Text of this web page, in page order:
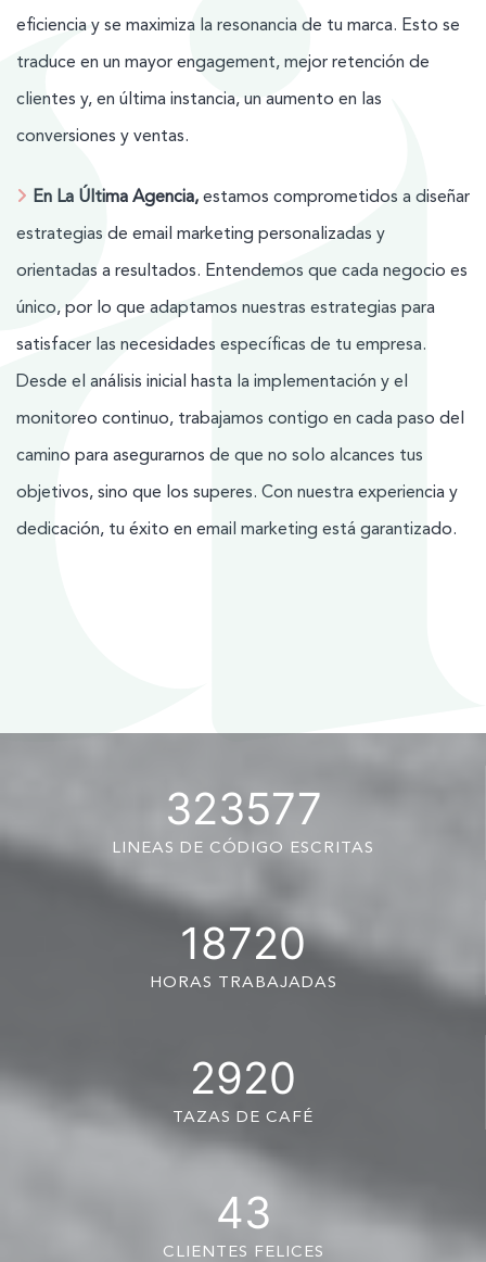
eficiencia y se maximiza la resonancia de tu marca. Esto se
traduce en un mayor engagement, mejor retención de
clientes y, en última instancia, un aumento en las
conversiones y ventas.
En La Última Agencia, estamos comprometidos a diseñar
estrategias de email marketing personalizadas y
orientadas a resultados. Entendemos que cada negocio es
único, por lo que adaptamos nuestras estrategias para
satisfacer las necesidades específicas de tu empresa.
Desde el análisis inicial hasta la implementación y el
monitoreo continuo, trabajamos contigo en cada paso del
camino para asegurarnos de que no solo alcances tus
objetivos, sino que los superes. Con nuestra experiencia y
dedicación, tu éxito en email marketing está garantizado.
323577
LINEAS DE CÓDIGO ESCRITAS
18720
HORAS TRABAJADAS
2920
TAZAS DE CAFÉ
43
CLIENTES FELICES